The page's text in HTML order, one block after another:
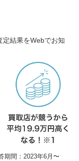
定結果をWebでお知
期間：2023年6月〜